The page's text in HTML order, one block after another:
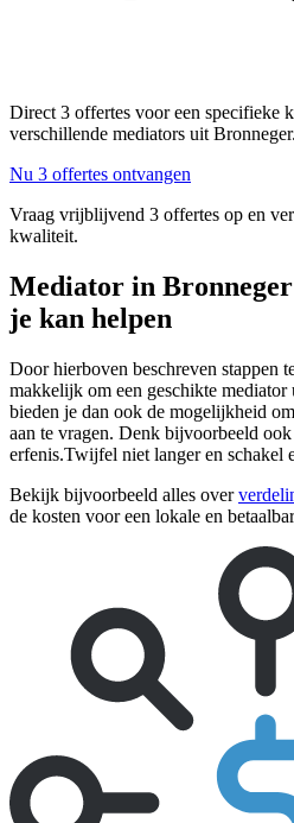
Direct 3 offertes voor een specifieke
verschillende mediators uit Bronneger.
Nu 3 offertes ontvangen
Vraag vrijblijvend 3 offertes op en
kwaliteit.
Mediator in Bronneger
je kan helpen
Door hierboven beschreven stappen
makkelijk om een geschikte
bieden je dan ook de mogelijkheid
aan te vragen. Denk bijvoorbeeld
erfenis.Twijfel niet langer en schakel
Bekijk bijvoorbeeld alles over
de kosten voor een lokale en